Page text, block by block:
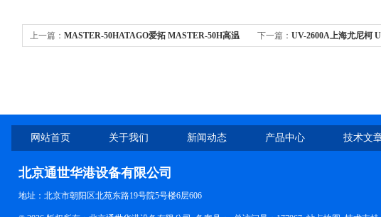
上一篇： MASTER-50HATAGO爱拓 MASTER-50H高温 下一篇： UV-2600A上海尤尼柯
网站首页 关于我们 新闻动态 产品中心 技术文
北京通世华港设备有限公司
地址：北京市朝阳区北苑东路19号院5号楼6层606